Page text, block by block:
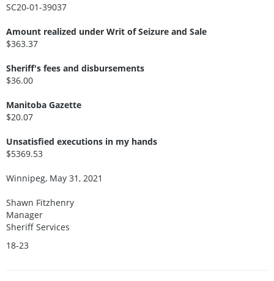
SC20-01-39037
Amount realized under Writ of Seizure and Sale
$363.37
Sheriff's fees and disbursements
$36.00
Manitoba Gazette
$20.07
Unsatisfied executions in my hands
$5369.53
Winnipeg, May 31, 2021
Shawn Fitzhenry
Manager
Sheriff Services
18-23